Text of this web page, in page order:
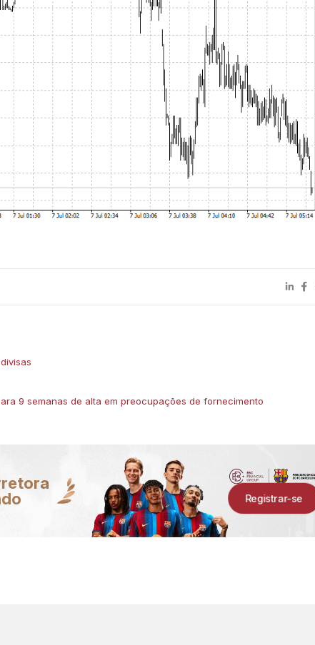
9 semanas de alta em preocupações de fornecimento
Registrar-se